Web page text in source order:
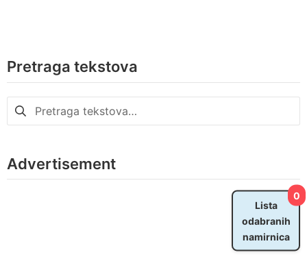
Pretraga tekstova
Pretraga
za:
Advertisement
0
Lista
odabranih
namirnica